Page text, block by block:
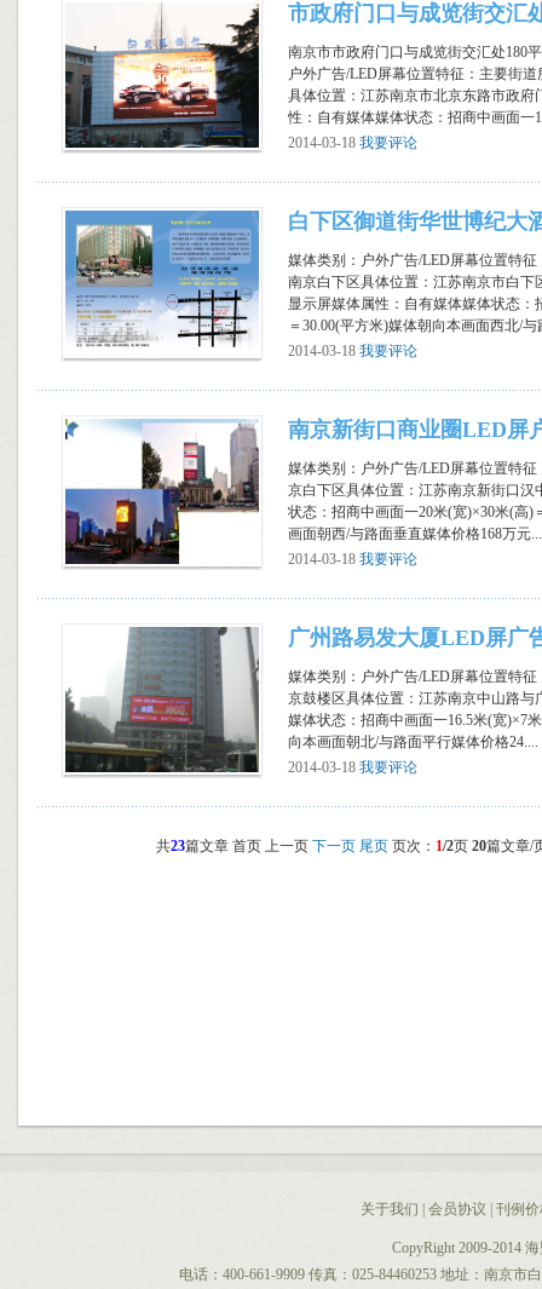
市政府门口与成览街交汇
示屏
南京市市政府门口与成览街交汇处180
户外广告/LED屏幕位置特征：主要街
具体位置：江苏南京市北京东路市政府
性：自有媒体媒体状态：招商中画面一
2014-03-18 我要评论
白下区御道街华世博纪大
媒体类别：户外广告/LED屏幕位置特
南京白下区具体位置：江苏南京市白下
显示屏媒体属性：自有媒体媒体状态：
＝30.00(平方米)媒体朝向本画面西北/与
2014-03-18 我要评论
南京新街口商业圈LED屏
媒体类别：户外广告/LED屏幕位置特
京白下区具体位置：江苏南京新街口汉
状态：招商中画面一20米(宽)×30米(高)
画面朝西/与路面垂直媒体价格168万元
2014-03-18 我要评论
广州路易发大厦LED屏广
媒体类别：户外广告/LED屏幕位置特
京鼓楼区具体位置：江苏南京中山路与
媒体状态：招商中画面一16.5米(宽)×7
向本画面朝北/与路面平行媒体价格24....
2014-03-18 我要评论
共23篇文章 首页 上一页 下一页 尾页 页次： 1/2页 20篇文章/
关于我们 会员协议 刊例
CopyRight 2009-2014
电话：400-661-9909 传真：025-84460253 地址：南京市